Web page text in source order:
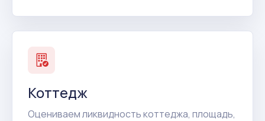
Коттедж
Оцениваем ликвидность коттеджа, площадь,